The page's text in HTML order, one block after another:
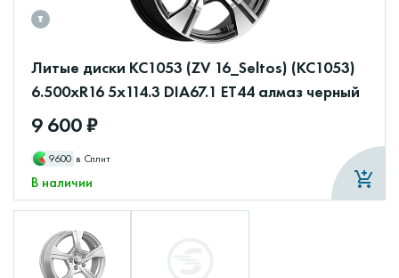
Литые диски КС1053 (ZV 16_Seltos) (КС1053)
6.500xR16 5x114.3 DIA67.1 ET44 алмаз черный
9 600 ₽
9600 в Сплит
В наличии